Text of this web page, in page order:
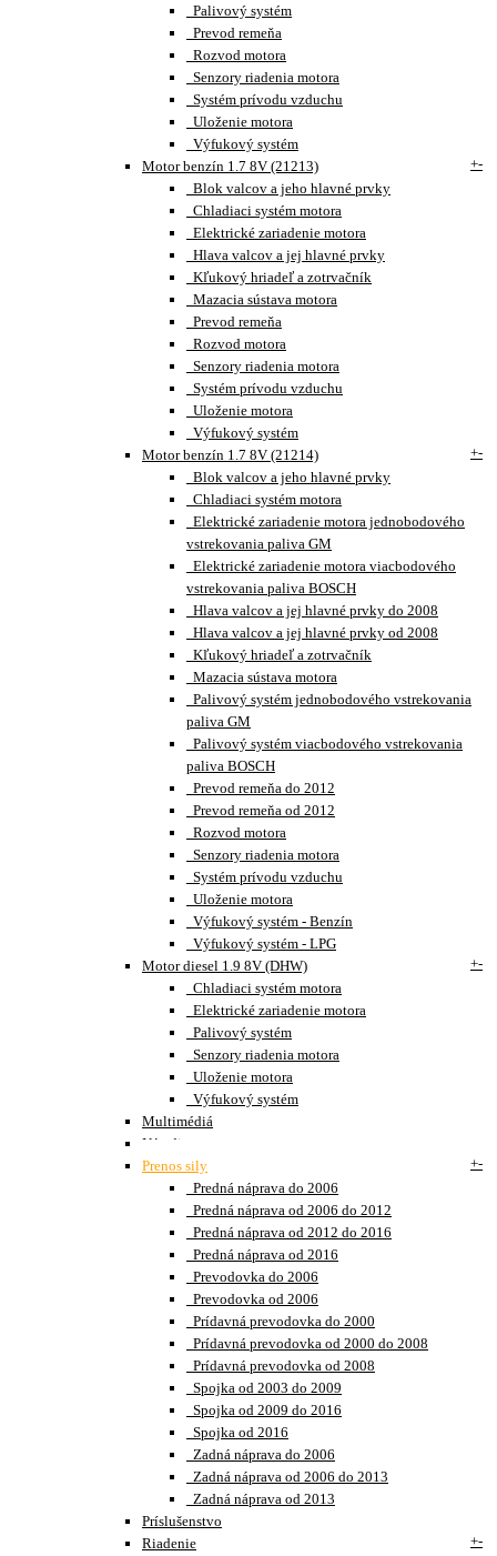
Palivový systém
Prevod remeňa
Rozvod motora
Senzory riadenia motora
Systém prívodu vzduchu
Uloženie motora
Výfukový systém
Motor benzín 1.7 8V (21213)
+-
Blok valcov a jeho hlavné prvky
Chladiaci systém motora
Elektrické zariadenie motora
Hlava valcov a jej hlavné prvky
Kľukový hriadeľ a zotrvačník
Mazacia sústava motora
Prevod remeňa
Rozvod motora
Senzory riadenia motora
Systém prívodu vzduchu
Uloženie motora
Výfukový systém
Motor benzín 1.7 8V (21214)
+-
Blok valcov a jeho hlavné prvky
Chladiaci systém motora
Elektrické zariadenie motora jednobodového
vstrekovania paliva GM
Elektrické zariadenie motora viacbodového
vstrekovania paliva BOSCH
Hlava valcov a jej hlavné prvky do 2008
Hlava valcov a jej hlavné prvky od 2008
Kľukový hriadeľ a zotrvačník
Mazacia sústava motora
Palivový systém jednobodového vstrekovania
paliva GM
Palivový systém viacbodového vstrekovania
paliva BOSCH
Prevod remeňa do 2012
Prevod remeňa od 2012
Rozvod motora
Senzory riadenia motora
Systém prívodu vzduchu
Uloženie motora
Výfukový systém - Benzín
Výfukový systém - LPG
Motor diesel 1.9 8V (DHW)
+-
Chladiaci systém motora
Elektrické zariadenie motora
Palivový systém
Senzory riadenia motora
Uloženie motora
Výfukový systém
Multimédiá
Náradie
Prenos sily
+-
Predná náprava do 2006
Predná náprava od 2006 do 2012
Predná náprava od 2012 do 2016
Predná náprava od 2016
Prevodovka do 2006
Prevodovka od 2006
Prídavná prevodovka do 2000
Prídavná prevodovka od 2000 do 2008
Prídavná prevodovka od 2008
Spojka od 2003 do 2009
Spojka od 2009 do 2016
Spojka od 2016
Zadná náprava do 2006
Zadná náprava od 2006 do 2013
Zadná náprava od 2013
Príslušenstvo
Riadenie
+-